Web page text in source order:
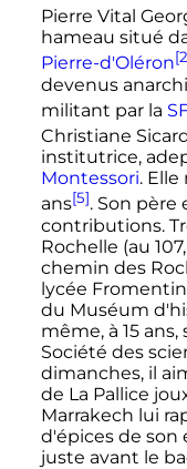
Pierre Vital
hameau situé
Pierre-d'Oléron
devenus
militant par la
Christiane Sicard
institutrice,
Montessori. Elle
ans[5]. Son père
contributions.
Rochelle (au
chemin des
lycée
du Muséum
même, à 15 ans,
Société des
dimanches, il
de La Pallice
Marrakech lui
d'épices de son
juste avant le